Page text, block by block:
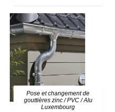
Pose et changement de
gouttières zinc / PVC / Alu
Luxembourg